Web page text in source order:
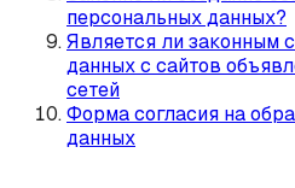
персональных данных?
Является ли законным
данных с сайтов
сетей
Форма согласия на
данных